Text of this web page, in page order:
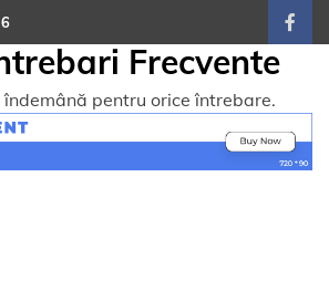
Frecvente
îndemână pentru orice întrebare.